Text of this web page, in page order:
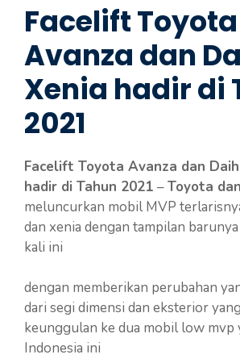
Facelift Toyota
Avanza dan
Xenia hadir di
2021
Facelift Toyota Avanza dan
hadir di Tahun 2021 –Toyota
meluncurkan mobil MVP
dan xenia dengan tampilan
kali ini
dengan memberikan perubahan
dari segi dimensi dan eksterior
keunggulan ke dua mobil low mvp
Indonesia ini